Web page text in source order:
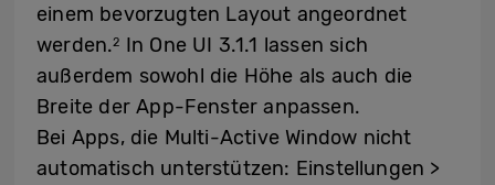
einem bevorzugten Layout angeordnet
werden.2 In One UI 3.1.1 lassen sich
außerdem sowohl die Höhe als auch die
Breite der App-Fenster anpassen.
Bei Apps, die Multi-Active Window nicht
automatisch unterstützen: Einstellungen >